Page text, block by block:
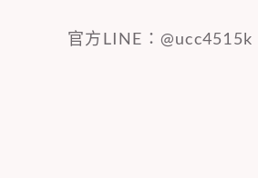
官方LINE：@ucc4515k